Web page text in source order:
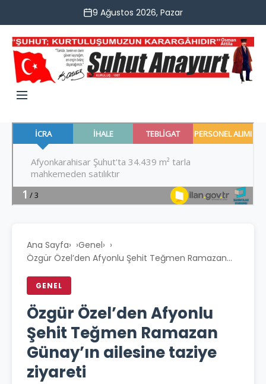
9 Ağustos 2026, Pazar
Ana Sayfa› Genel›
Özgür Özel’den Afyonlu Şehit Teğmen Ramazan...
GENEL
Özgür Özel’den Afyonlu
Şehit Teğmen Ramazan
Günay’ın ailesine taziye
ziyareti